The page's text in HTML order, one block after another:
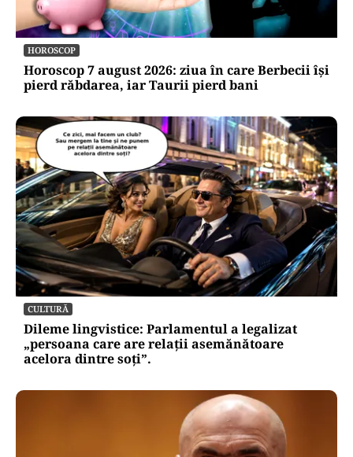
HOROSCOP
Horoscop 7 august 2026: ziua în care Berbecii își
pierd răbdarea, iar Taurii pierd bani
CULTURĂ
Dileme lingvistice: Parlamentul a legalizat
„persoana care are relații asemănătoare
acelora dintre soți”.